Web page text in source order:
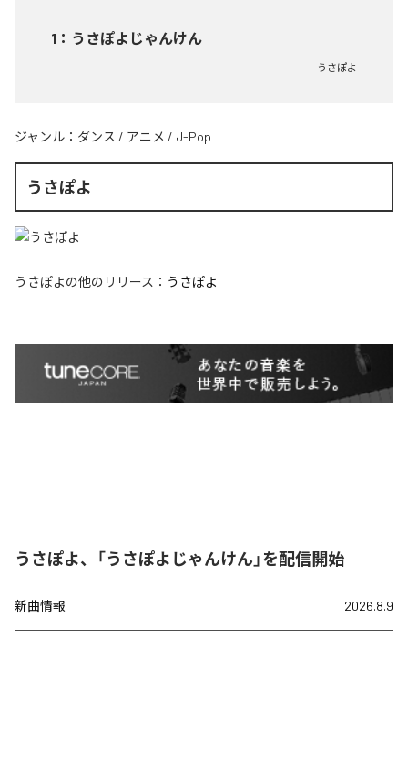
1 ： うさぽよじゃんけん
うさぽよ
ジャンル： ダンス / アニメ / J-Pop
うさぽよ
うさぽよの他のリリース： うさぽよ
うさぽよ、「うさぽよじゃんけん」を配信開始
新曲情報 2026.8.9